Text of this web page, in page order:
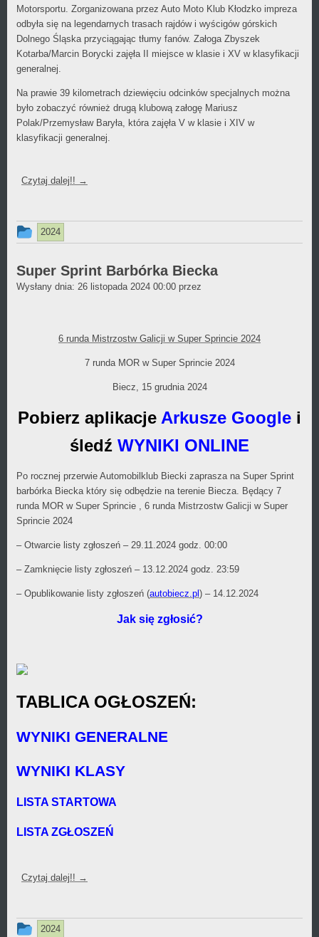
Motorsportu. Zorganizowana przez Auto Moto Klub Kłodzko impreza
odbyła się na legendarnych trasach rajdów i wyścigów górskich
Dolnego Śląska przyciągając tłumy fanów. Załoga Zbyszek
Kotarba/Marcin Borycki zajęła II miejsce w klasie i XV w klasyfikacji
generalnej.
Na prawie 39 kilometrach dziewięciu odcinków specjalnych można
było zobaczyć również drugą klubową załogę Mariusz
Polak/Przemysław Baryła, która zajęła V w klasie i XIV w
klasyfikacji generalnej.
Czytaj dalej!! →
Ten
był
dodany
2024
Super Sprint Barbórka Biecka
Wysłany dnia: 26 listopada 2024 00:00 przez
6 runda Mistrzostw Galicji w Super Sprincie 2024
7 runda MOR w Super Sprincie 2024
Biecz, 15 grudnia 2024
Pobierz aplikacje Arkusze Google i
śledź WYNIKI ONLINE
Po rocznej przerwie Automobilklub Biecki zaprasza na Super Sprint
barbórka Biecka który się odbędzie na terenie Biecza. Będący 7
runda MOR w Super Sprincie , 6 runda Mistrzostw Galicji w Super
Sprincie 2024
– Otwarcie listy zgłoszeń – 29.11.2024 godz. 00:00
– Zamknięcie listy zgłoszeń – 13.12.2024 godz. 23:59
– Opublikowanie listy zgłoszeń (autobiecz.pl) – 14.12.2024
Jak się zgłosić?
TABLICA OGŁOSZEŃ:
WYNIKI GENERALNE
WYNIKI KLASY
LISTA STARTOWA
LISTA ZGŁOSZEŃ
Czytaj dalej!! →
Ten
2024